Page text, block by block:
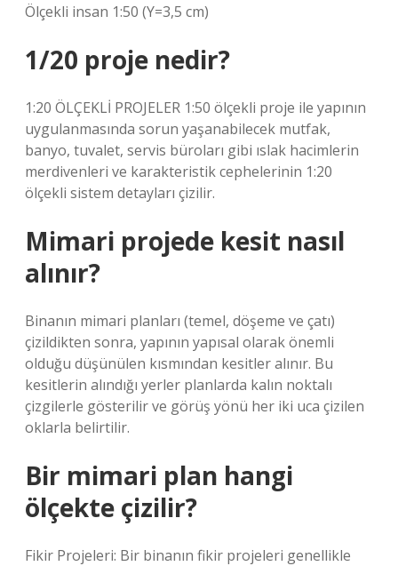
Ölçekli insan 1:50 (Y=3,5 cm)
1/20 proje nedir?
1:20 ÖLÇEKLİ PROJELER 1:50 ölçekli proje ile yapının
uygulanmasında sorun yaşanabilecek mutfak,
banyo, tuvalet, servis büroları gibi ıslak hacimlerin
merdivenleri ve karakteristik cephelerinin 1:20
ölçekli sistem detayları çizilir.
Mimari projede kesit nasıl
alınır?
Binanın mimari planları (temel, döşeme ve çatı)
çizildikten sonra, yapının yapısal olarak önemli
olduğu düşünülen kısmından kesitler alınır. Bu
kesitlerin alındığı yerler planlarda kalın noktalı
çizgilerle gösterilir ve görüş yönü her iki uca çizilen
oklarla belirtilir.
Bir mimari plan hangi
ölçekte çizilir?
Fikir Projeleri: Bir binanın fikir projeleri genellikle